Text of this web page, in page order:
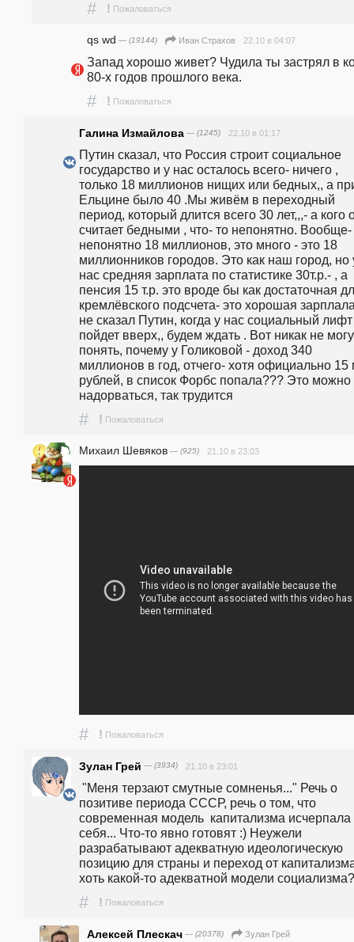
# ! Пожаловаться
qs wd — (19144) Иван Страхов 22.10 в 04:07
Запад хорошо живет? Чудила ты застрял в
80-х годов прошлого века.
# ! Пожаловаться
Галина Измайлова — (1245) 22.10 в 01:17
Путин сказал, что Россия строит социальное
государство и у нас осталось всего- ничего ,
только 18 миллионов нищих или бедных,, а
Ельцине было 40 .Мы живём в переходный
период, который длится всего 30 лет,,,- а кого
считает бедными , что- то непонятно. Вообще-
непонятно 18 миллионов, это много - это 18
миллионников городов. Это как наш город, но
нас средняя зарплата по статистике 30т.р.- , а
пенсия 15 т.р. это вроде бы как достаточная
кремлёвского подсчета- это хорошая
не сказал Путин, когда у нас социальный лифт
пойдет вверх,, будем ждать . Вот никак не могу
понять, почему у Голиковой - доход 340
миллионов в год, отчего- хотя официально 15
рублей, в список Форбс попала??? Это можно
надорваться, так трудится
# ! Пожаловаться
Михаил Шевяков — (925) 21.10 в 23:03
# ! Пожаловаться
Зулан Грей — (3934) 21.10 в 23:01
позитиве периода СССР, речь о том, что
современная модель  капитализма исчерпала
себя... Что-то явно готовят :) Неужели
разрабатывают адекватную идеологическую
позицию для страны и переход от
хоть какой-то адекватной модели социализма?
# ! Пожаловаться
Алексей Плескач — (20378)
Зулан Грей